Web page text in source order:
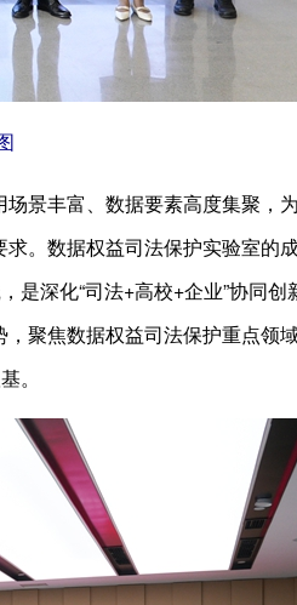
景丰富、数据要素高度集聚，
。数据权益司法保护实验室的
是深化“司法+高校+企业”协同创
聚焦数据权益司法保护重点领
。